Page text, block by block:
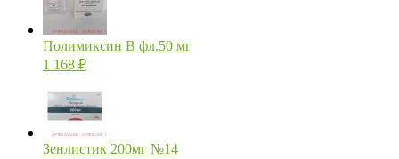
Полимиксин В фл.50 мг
1 168 ₽
Зенлистик 200мг №14